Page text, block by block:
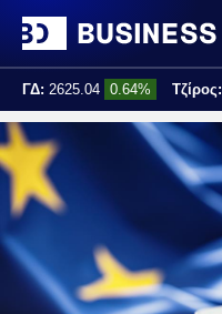
ΓΔ: 2625.04 0.64% Τζίρος:
Τελ. ενημέρωση: 15:24:35